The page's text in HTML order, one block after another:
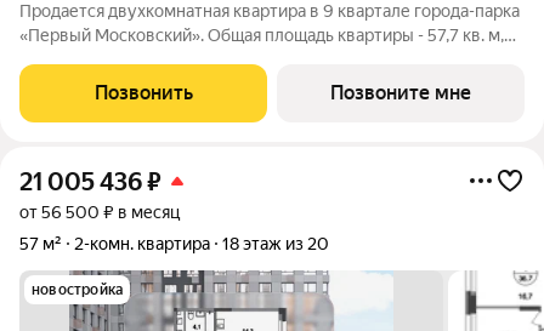
Продается двухкомнатная квартира в 9 квартале города-парка
«Первый Московский». Общая площадь квартиры - 57,7 кв. м,
монолитный. ТОЛЬКО ДО 31 АВГУСТА выгодные условия на
приобретение
Позвонить Позвоните мне
21 005 436₽
от 56 500 ₽ в месяц
57 м²
2-комн. квартира 18 этаж из 20
новостройка